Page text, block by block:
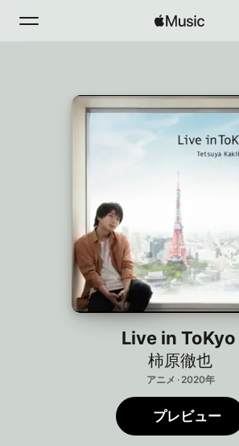
Live in ToKyo
柿原徹也
アニメ · 2020年
プレビュー